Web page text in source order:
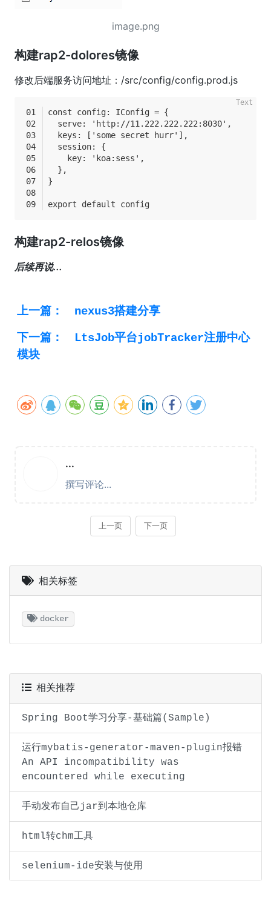
image.png
构建rap2-dolores镜像
修改后端服务访问地址：/src/config/config.prod.js
const config: IConfig = {
  serve: 'http://11.222.222.222:8030',
  keys: ['some secret hurr'],
  session: {
    key: 'koa:sess',
  },
}
export default config
构建rap2-relos镜像
后续再说...
上一篇：
nexus3搭建分享
下一篇：
LtsJob平台jobTracker注册中心
模块
相关标签
docker
相关推荐
Spring Boot学习分享-基础篇(Sample)
运行mybatis-generator-maven-plugin报错
An API incompatibility was
encountered while executing
手动发布自己jar到本地仓库
html转chm工具
selenium-ide安装与使用